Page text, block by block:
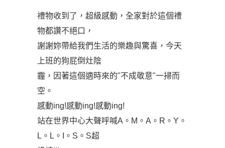
禮物收到了，超級感動，全家對於這個禮
物都讚不絕口，
謝謝妳帶給我們生活的樂趣與驚喜，今天
上班的狗屁倒灶陰
霾，因著這個適時來的"不成敬意"一掃而
空。
感動ing!感動ing!感動ing!
站在世界中心大聲呼喊A。M。A。R。Y。
L。L。I。S。S超